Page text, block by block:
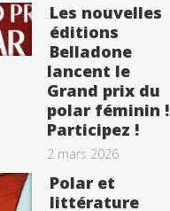
Les nouvelles
éditions
Belladone
lancent le
Grand prix du
polar féminin !
Participez !
2 mars 2026
Polar et
littérature